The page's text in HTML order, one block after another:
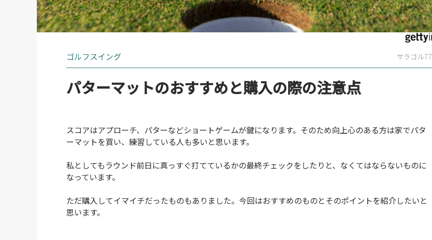
ゴルフスイング サラゴル77
パターマットのおすすめと購入の際の注意点
スコアはアプローチ、パターなどショートゲームが鍵になります。そのため向上心のある方は家でパタ
ーマットを買い、練習している人も多いと思います。
私としてもラウンド前日に真っすぐ打てているかの最終チェックをしたりと、なくてはならないものに
なっています。
ただ購入してイマイチだったものもありました。今回はおすすめのものとそのポイントを紹介したいと
思います。